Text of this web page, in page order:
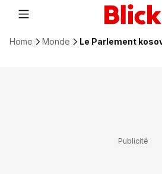
Home Monde Le Parlement